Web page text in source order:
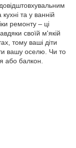
та у ванній
ремонту – ці
своїй м'якій
тому ваші діти
вашу оселю. Чи то
або балкон.